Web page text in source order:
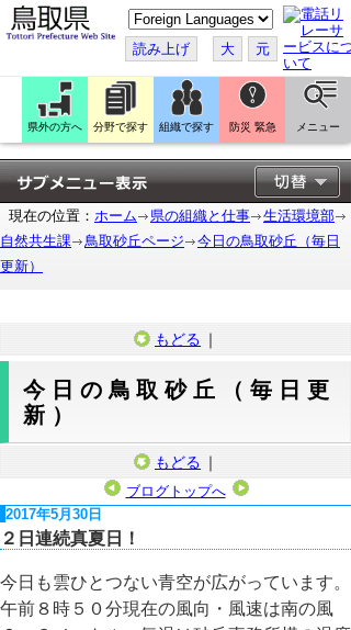
こ
の
ペ
ー
ジ
翻
訳
す
る
読み上げ 大 元
県外の方へ 分野で探す 組織で探す 防災 緊急 メニュー
現在の位置： ホーム 県の組織と仕事
生活環境部
自然共生課
鳥取砂丘ページ
今日の鳥取砂丘（毎日
更新）
もどる ｜
今日の鳥取砂丘（毎日更
新）
もどる ｜
ブログトップへ
2017年5月30日
２日連続真夏日！
今日も雲ひとつない青空が広がっています。
午前８時５０分現在の風向・風速は南の風